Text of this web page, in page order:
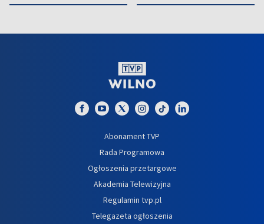
Abonament TVP
Rada Programowa
Ogłoszenia przetargowe
Akademia Telewizyjna
Regulamin tvp.pl
Telegazeta ogłoszenia